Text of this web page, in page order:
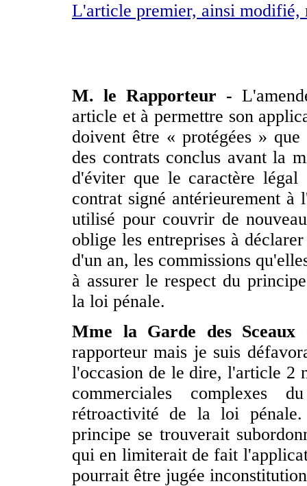
L'article premier, ainsi modifié,
M. le Rapporteur -
article et à permettre son
doivent être « protégées »
des contrats conclus avant la
d'éviter que le caractère légal
contrat signé antérieurement à
utilisé pour couvrir de
oblige les entreprises à
d'un an, les commissions
à assurer le respect du
la loi pénale.
Mme la Garde des Sceaux
rapporteur mais je suis
l'occasion de le dire, l'article 2
commerciales complexes
rétroactivité de la loi
principe se trouverait
qui en limiterait de fait
pourrait être jugée